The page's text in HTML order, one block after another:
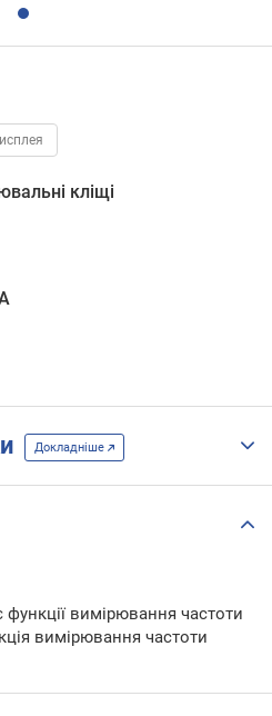
кліщі
Докладніше
вимірювання частоти
вимірювання частоти